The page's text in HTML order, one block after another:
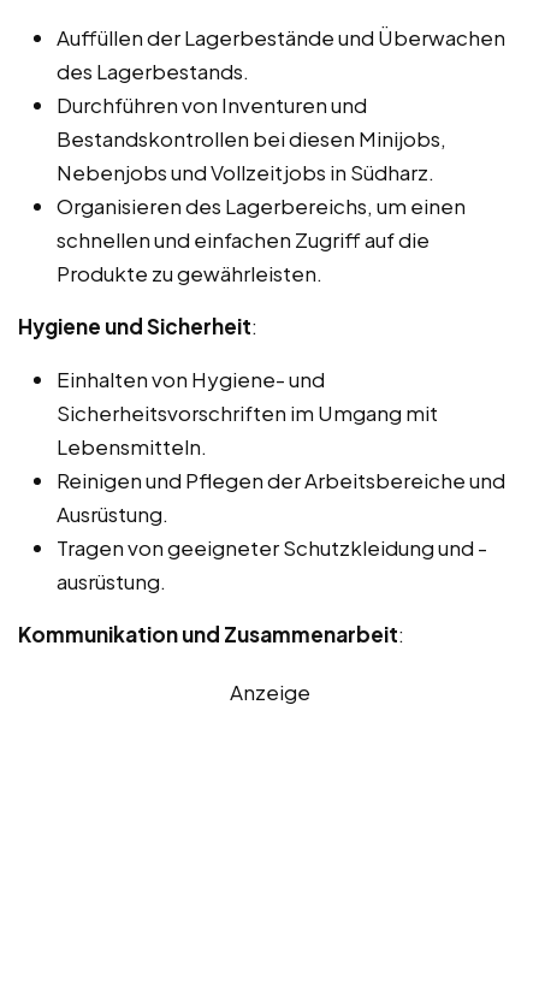
Auffüllen der Lagerbestände und Überwachen
des Lagerbestands.
Durchführen von Inventuren und
Bestandskontrollen bei diesen Minijobs,
Nebenjobs und Vollzeitjobs in Südharz.
Organisieren des Lagerbereichs, um einen
schnellen und einfachen Zugriff auf die
Produkte zu gewährleisten.
Hygiene und Sicherheit:
Einhalten von Hygiene- und
Sicherheitsvorschriften im Umgang mit
Lebensmitteln.
Reinigen und Pflegen der Arbeitsbereiche und
Ausrüstung.
Tragen von geeigneter Schutzkleidung und -
ausrüstung.
Kommunikation und Zusammenarbeit:
Anzeige